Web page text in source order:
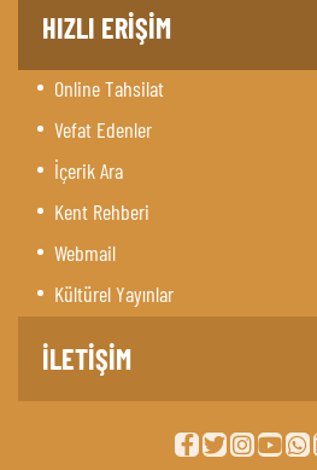
HIZLI ERİŞİM
Online Tahsilat
Vefat Edenler
İçerik Ara
Kent Rehberi
Webmail
Kültürel Yayınlar
İLETİŞİM